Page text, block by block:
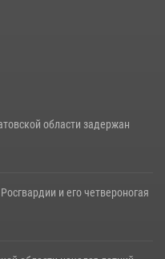
области задержан
и его четвероногая